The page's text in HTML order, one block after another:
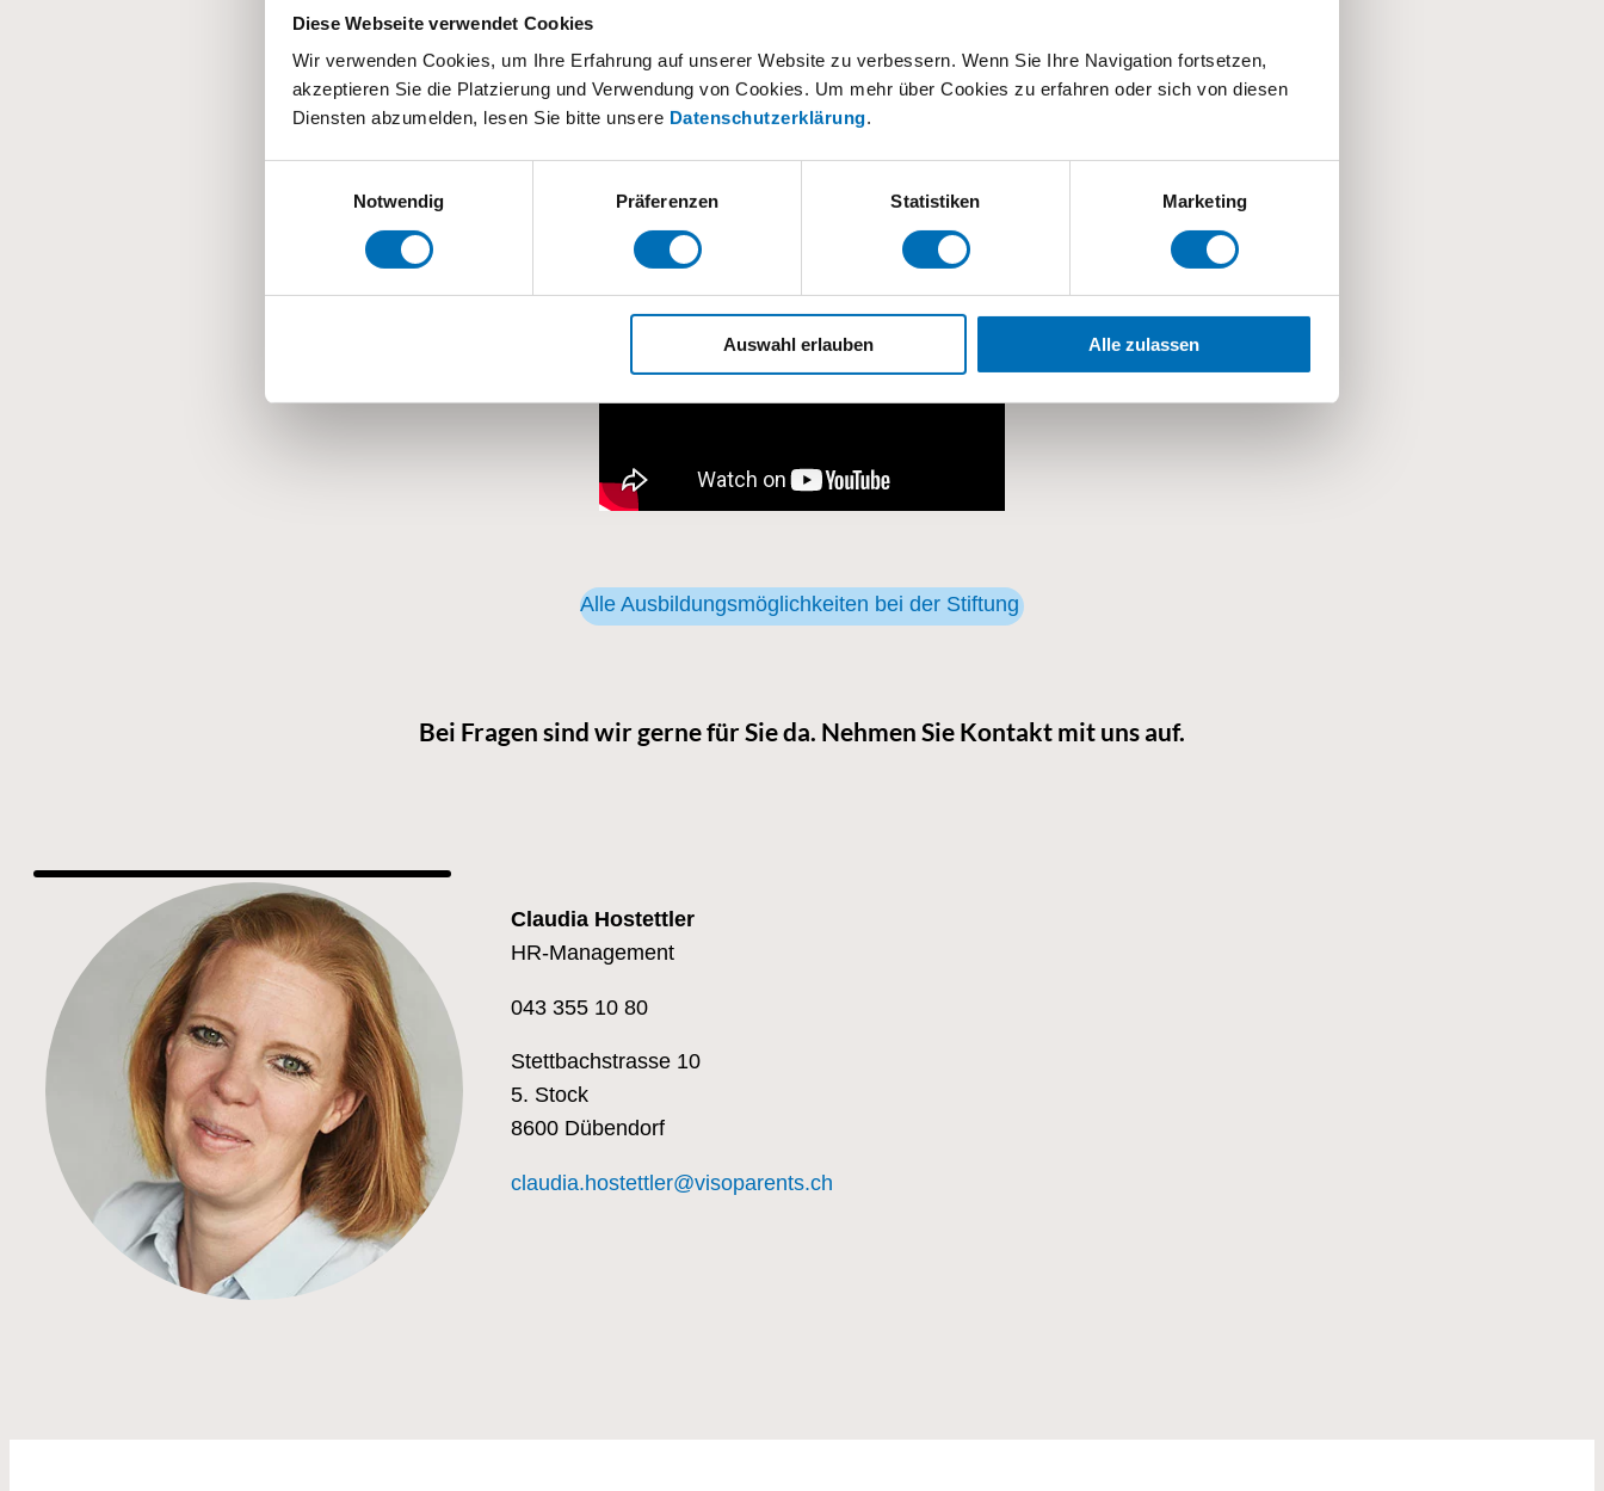
Diese Webseite verwendet Cookies
Wir verwenden Cookies, um Ihre Erfahrung auf unserer Website zu verbessern. Wenn Sie Ihre Navigation fortsetzen,
akzeptieren Sie die Platzierung und Verwendung von Cookies. Um mehr über Cookies zu erfahren oder sich von diesen
Diensten abzumelden, lesen Sie bitte unsere Datenschutzerklärung.
Notwendig
Präferenzen Statistiken Marketing
Auswahl erlauben Alle zulassen
in Dübendorf und in unsere Heilpädagogische Tagesschule visoparents in Zürich-Oerlikon.
Alle Ausbildungsmöglichkeiten bei der Stiftung
Bei Fragen sind wir gerne für Sie da. Nehmen Sie Kontakt mit uns auf.
Claudia Hostettler
HR-Management
043 355 10 80
Stettbachstrasse 10
5. Stock
8600 Dübendorf
claudia.hostettler@visoparents.ch